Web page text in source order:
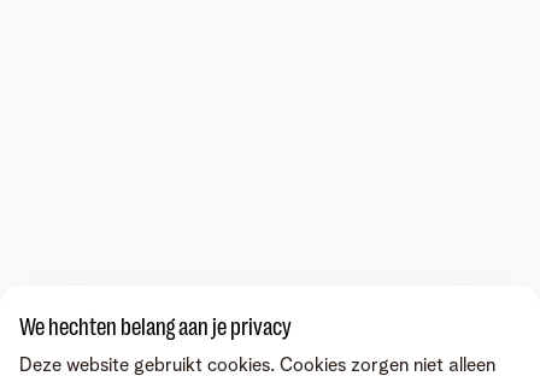
We hechten belang aan je privacy
Deze website gebruikt cookies. Cookies zorgen niet alleen